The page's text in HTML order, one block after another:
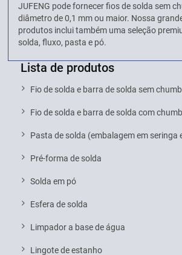
JUFENG pode fornecer fios de solda sem
diâmetro de 0,1 mm ou maior. Nossa
produtos inclui também uma seleção
solda, fluxo, pasta e pó.
Lista de produtos
Fio de solda e barra de solda sem
Fio de solda e barra de solda com
Pasta de solda (embalagem em seringa
Pré-forma de solda
Solda em pó
Esfera de solda
Limpador a base de água
Lingote de estanho